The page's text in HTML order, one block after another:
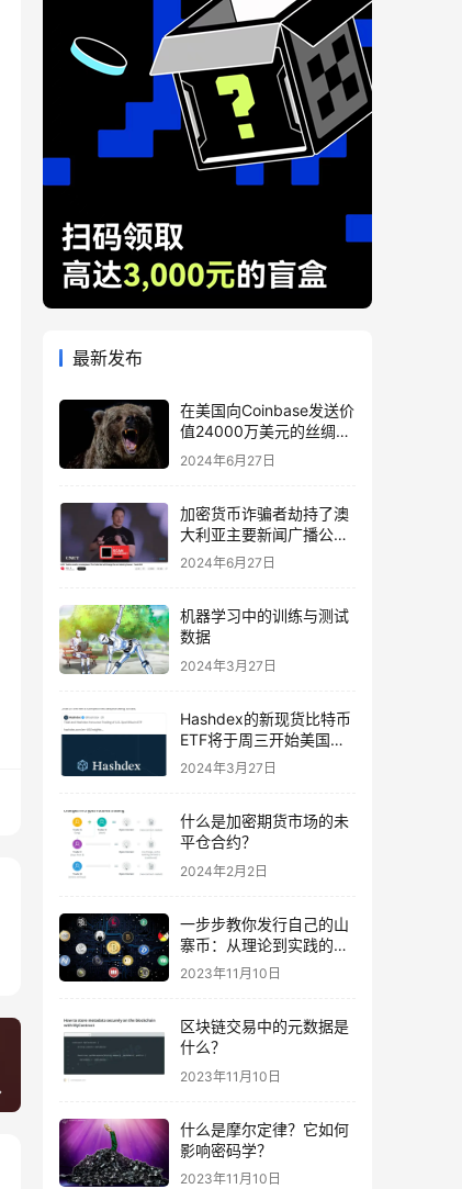
最新发布
在美国向Coinbase发送价
值24000万美元的丝绸之
路相关BTC后，比特币下
2024年6月27日
加密货币诈骗者劫持了澳
大利亚主要新闻广播公司
的 YouTube
2024年6月27日
机器学习中的训练与测试
数据
2024年3月27日
Hashdex的新现货比特币
ETF将于周三开始美国交
易
2024年3月27日
什么是加密期货市场的未
平仓合约？
2024年2月2日
一步步教你发行自己的山
寨币：从理论到实践的完
全指南及波场智能合约示
2023年11月10日
区块链交易中的元数据是
什么？
2023年11月10日
什么是摩尔定律？它如何
影响密码学？
2023年11月10日